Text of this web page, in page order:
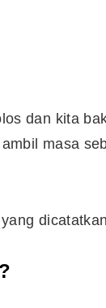
dan kita
masa